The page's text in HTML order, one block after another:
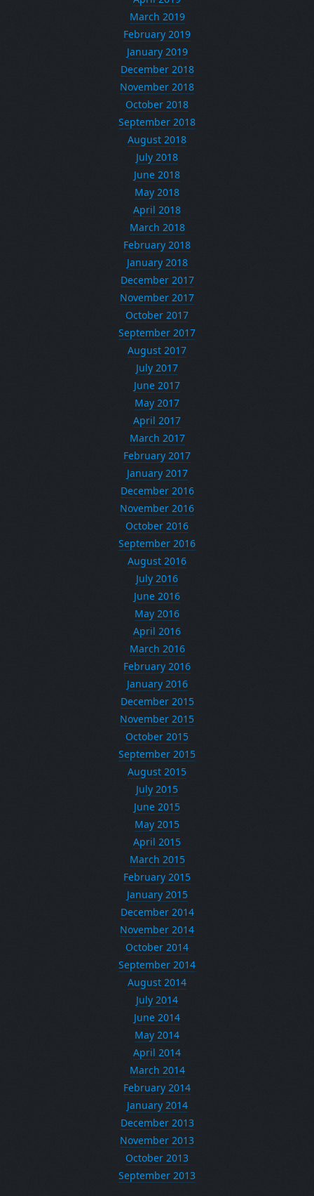
March 2019
February 2019
January 2019
December 2018
November 2018
October 2018
September 2018
August 2018
July 2018
June 2018
May 2018
April 2018
March 2018
February 2018
January 2018
December 2017
November 2017
October 2017
September 2017
August 2017
July 2017
June 2017
May 2017
April 2017
March 2017
February 2017
January 2017
December 2016
November 2016
October 2016
September 2016
August 2016
July 2016
June 2016
May 2016
April 2016
March 2016
February 2016
January 2016
December 2015
November 2015
October 2015
September 2015
August 2015
July 2015
June 2015
May 2015
April 2015
March 2015
February 2015
January 2015
December 2014
November 2014
October 2014
September 2014
August 2014
July 2014
June 2014
May 2014
April 2014
March 2014
February 2014
January 2014
December 2013
November 2013
October 2013
September 2013